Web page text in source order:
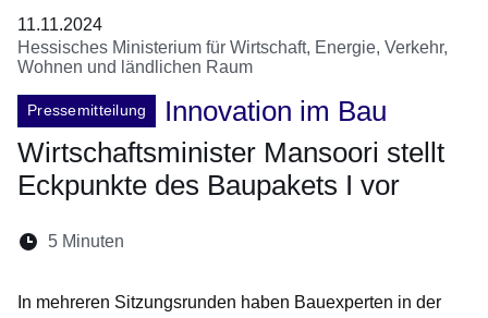
11.11.2024
Hessisches Ministerium für Wirtschaft, Energie, Verkehr,
Wohnen und ländlichen Raum
Pressemitteilung
Innovation im Bau
Wirtschaftsminister Mansoori stellt
Eckpunkte des Baupakets I vor
Lesedauer:
5 Minuten
In mehreren Sitzungsrunden haben Bauexperten in der